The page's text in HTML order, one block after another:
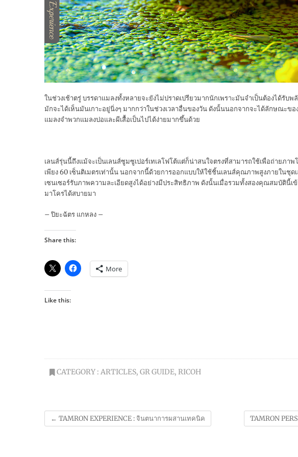
ในช่วงเช้าตรู่ บรรดาแมลงทั้งหลายจะยังไม่ปราดเปรียวมากนักเพราะมันจำเป็นต้องได้รับ
มักจะได้เห็นมันเกาะอยู่นิ่งๆ มากกว่าในช่วงเวลาอื่นของวัน ดังนั้นนอกจากจะได้ลักษณะขอ
แมลงจำพวกแมลงปอและผีเสื้อเป็นไปได้ง่ายมากขึ้นด้วย
เลนส์รุ่นนี้ถึงแม้จะเป็นเลนส์ซูมซูเปอร์เทเลโฟโต้แต่ก็น่าสนใจตรงที่สามารถใช้เพื่อถ่ายภ
เพียง 60 เซ็นติเมตรเท่านั้น นอกจากนี้ด้วยการออกแบบให้ใช้ชิ้นเลนส์คุณภาพสูงภายในชุ
เซนเซอร์รับภาพความละเอียดสูงได้อย่างมีประสิทธิภาพ ดังนั้นเมื่อรวมทั้งสองคุณสมบัตินี้
มาโครได้สบายมา
– ปิยะฉัตร แกหลง –
Share this:
More
Like this:
CATEGORY : ARTICLES, GR GUIDE, RICOH
← TAMRON EXPERIENCE : จินตนาการผสานเทคนิค TAMRON